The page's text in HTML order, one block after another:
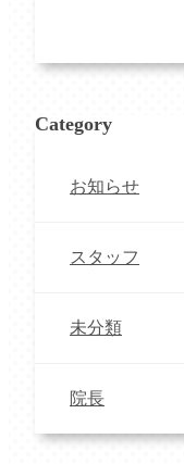
Category
お知らせ
スタッフ
未分類
院長